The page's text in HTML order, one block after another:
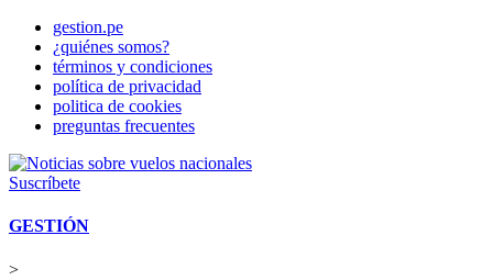
gestion.pe
¿quiénes somos?
términos y condiciones
política de privacidad
politica de cookies
preguntas frecuentes
Suscríbete
GESTIÓN
>